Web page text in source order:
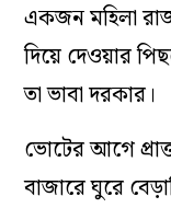
একজন মহিলা
দিয়ে দেওয়ার
তা ভাবা দরকার।
ভোটের আগে
বাজারে ঘুরে